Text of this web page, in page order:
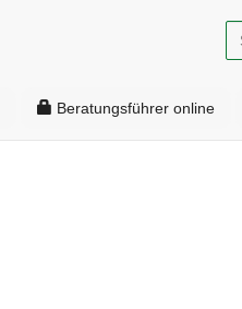
Beratungsführer online